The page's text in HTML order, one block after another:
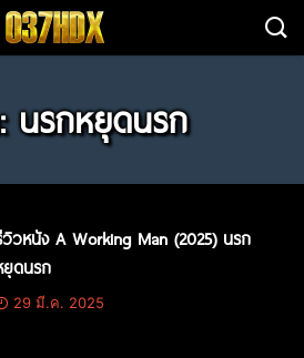
นรกหยุดนรก
วหนัง A Working Man (2025) นรก
ยุดนรก
29 มี.ค. 2025